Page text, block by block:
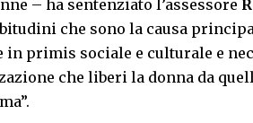
– ha sentenziato l’assessore
che sono la causa
in primis sociale e culturale e
che liberi la donna da